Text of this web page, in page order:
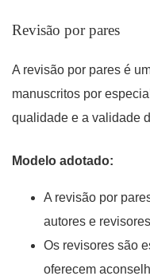
Revisão por pares
A revisão por pares é
manuscritos por
qualidade e a validade
Modelo adotado:
A revisão por
autores e
Os revisores são
oferecem